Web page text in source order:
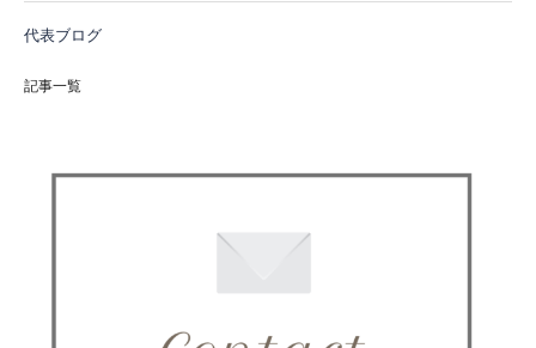
代表ブログ
記事一覧